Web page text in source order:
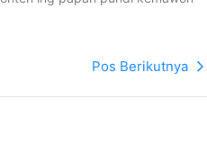
Pos Berikutnya